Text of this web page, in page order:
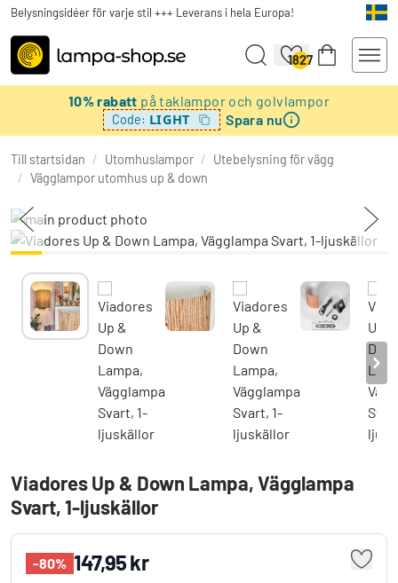
Belysningsidéer för varje stil +++ Leverans i hela Europa!
1827
10% rabatt på taklampor och golvlampor
Code: LIGHT Spara nu
Till startsidan / Utomhuslampor / Utebelysning för vägg
/ Vägglampor utomhus up & down
Viadores Up & Down Lampa, Vägglampa
Svart, 1-ljuskällor
-80% 147,95 kr